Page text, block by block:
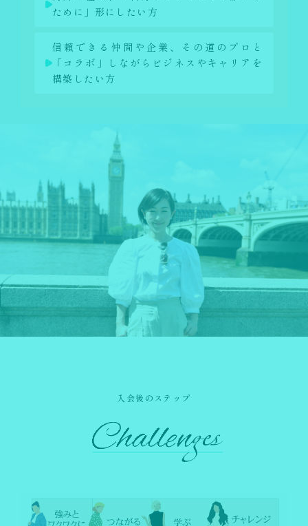
ために」形にしたい方
信頼できる仲間や企業、その道のプロと
「コラボ」しながらビジネスやキャリアを
構築したい方
入会後のステップ